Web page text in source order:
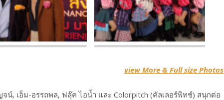
view More & Full size Photos
, เอ็ม-อรรถพล, ฟลุ๊ค ไอน้ำ และ Colorpitch (คัลเลอร์พิทช์) สนุกต่อ